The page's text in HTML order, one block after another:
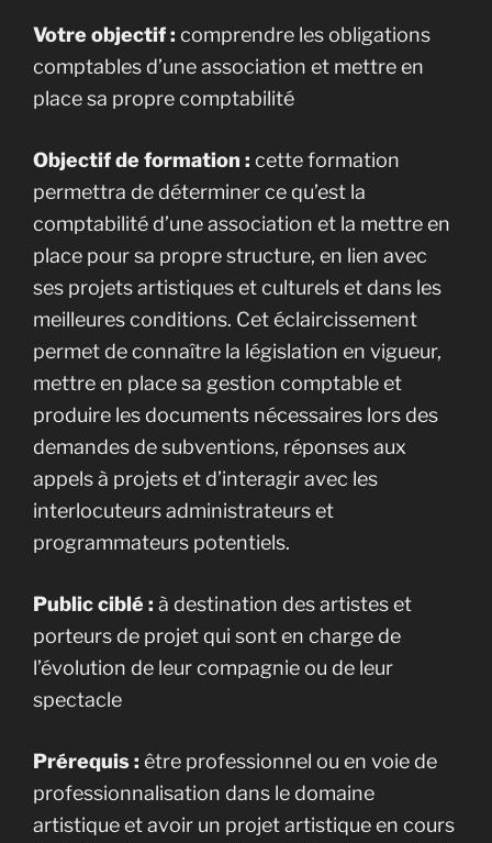
Votre objectif : comprendre les obligations
comptables d’une association et mettre en
place sa propre comptabilité
Objectif de formation : cette formation
permettra de déterminer ce qu’est la
comptabilité d’une association et la mettre en
place pour sa propre structure, en lien avec
ses projets artistiques et culturels et dans les
meilleures conditions. Cet éclaircissement
permet de connaître la législation en vigueur,
mettre en place sa gestion comptable et
produire les documents nécessaires lors des
demandes de subventions, réponses aux
appels à projets et d’interagir avec les
interlocuteurs administrateurs et
programmateurs potentiels.
Public ciblé : à destination des artistes et
porteurs de projet qui sont en charge de
l’évolution de leur compagnie ou de leur
spectacle
Prérequis : être professionnel ou en voie de
professionnalisation dans le domaine
artistique et avoir un projet artistique en cours